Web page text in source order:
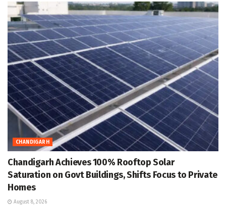
CHANDIGARH
Chandigarh Achieves 100% Rooftop Solar
Saturation on Govt Buildings, Shifts Focus to Private
Homes
August 8, 2026